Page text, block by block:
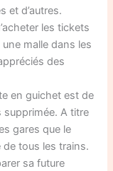
et d’autres.
les tickets
malle dans les
des
en guichet est de
supprimée. A titre
gares que le
tous les trains.
sa future